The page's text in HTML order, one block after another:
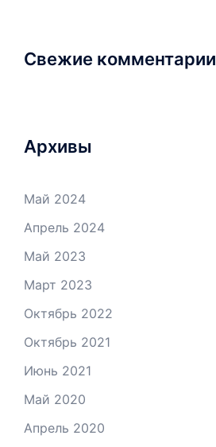
Свежие комментарии
Архивы
Май 2024
Апрель 2024
Май 2023
Март 2023
Октябрь 2022
Октябрь 2021
Июнь 2021
Май 2020
Апрель 2020